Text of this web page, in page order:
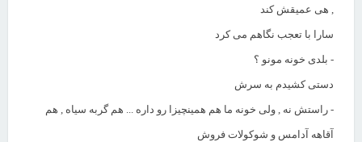
, هی عمیقش کند
سارا با تعجب نگاهم می کرد
- بلدی خونه مونو ؟
دستی کشیدم به سرش
- راستش نه , ولی خونه ما هم همینچیزا رو داره ... هم گربه سیاه , هم
آقاهه آدامس و شوکولات فروش